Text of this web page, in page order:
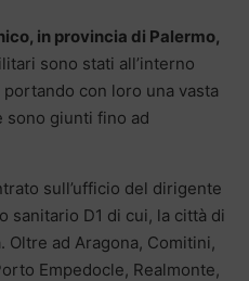
in provincia di Palermo,
sono stati all’interno
con loro una vasta
sono giunti fino ad
sull’ufficio del dirigente
sanitario D1 di cui, la città di
Oltre ad Aragona, Comitini,
Empedocle, Realmonte,